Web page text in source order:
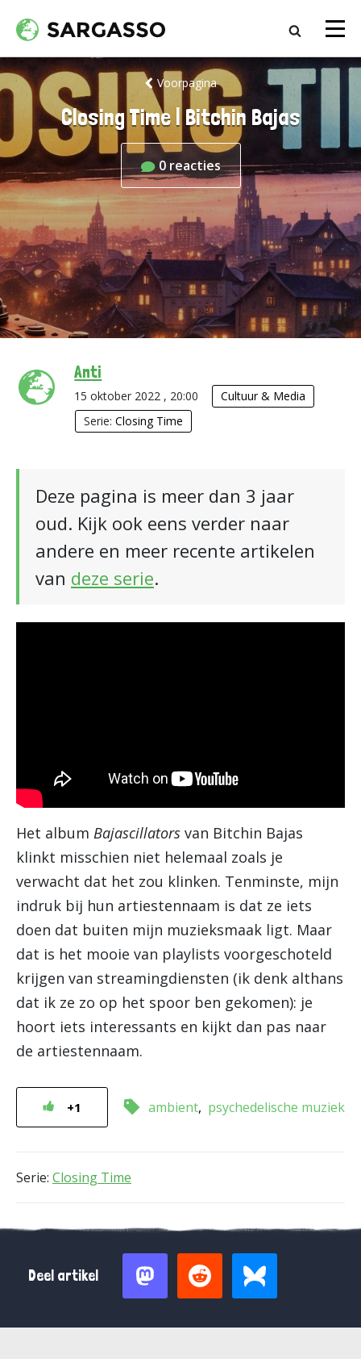
Voorpagina
Closing Time | Bitchin Bajas
0 reacties
Anti
15 oktober 2022 , 20:00
Cultuur & Media
Serie:Closing Time
Deze pagina is meer dan 3 jaar
oud. Kijk ook eens verder naar
andere en meer recente artikelen
van deze serie.
Het album Bajascillators van Bitchin Bajas
klinkt misschien niet helemaal zoals je
verwacht dat het zou klinken. Tenminste, mijn
indruk bij hun artiestennaam is dat ze iets
doen dat buiten mijn muzieksmaak ligt. Maar
dat is het mooie van playlists voorgeschoteld
krijgen van streamingdiensten (ik denk althans
dat ik ze zo op het spoor ben gekomen): je
hoort iets interessants en kijkt dan pas naar
de artiestennaam.
+1 ambient psychedelische muziek
Serie: Closing Time
Deel artikel